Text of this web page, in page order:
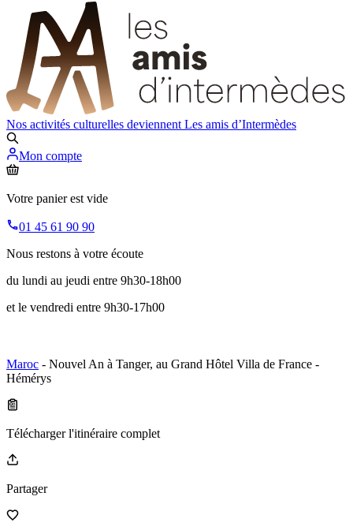
Nos activités culturelles deviennent Les amis d’Intermèdes
Mon compte
Votre panier est vide
01 45 61 90 90
Nous restons à votre écoute
du lundi au jeudi entre 9h30-18h00
et le vendredi entre 9h30-17h00
Maroc - Nouvel An à Tanger, au Grand Hôtel Villa de France -
Hémérys
Télécharger l'itinéraire complet
Partager